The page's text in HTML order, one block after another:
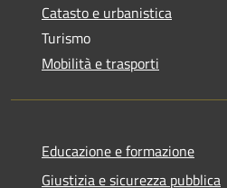
Catasto e urbanistica
Turismo
Mobilità e trasporti
Educazione e formazione
Giustizia e sicurezza pubblica